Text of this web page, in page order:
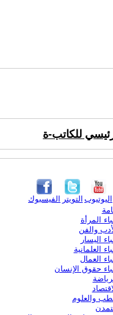
للكاتب-ة
الفيسبوك التويتر اليوتيوب
المرأة
والفن
اليسار
العلمانية
العمال
حقوق الإنسان
والعلوم